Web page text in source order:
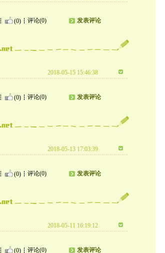
(0) 评论(0) 发表评论
2018-05-15 15:46:38
(0) 评论(0) 发表评论
2018-05-13 17:03:39
(0) 评论(0) 发表评论
2018-05-11 16:19:12
(0) 评论(0) 发表评论